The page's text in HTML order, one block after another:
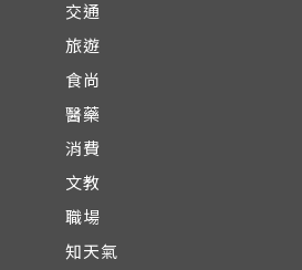
交通
旅遊
食尚
醫藥
消費
文教
職場
知天氣